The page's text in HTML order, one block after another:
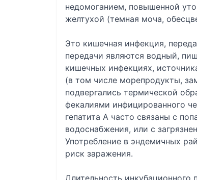
недомоганием, повышенной
желтухой (темная моча,
Это кишечная инфекция,
передачи являются водный,
кишечных инфекциях,
(в том числе морепродукты,
подвергались термической
фекалиями инфицированного
гепатита А часто связаны с
водоснабжения, или с
Употребление в эндемичных
риск заражения.
Длительность